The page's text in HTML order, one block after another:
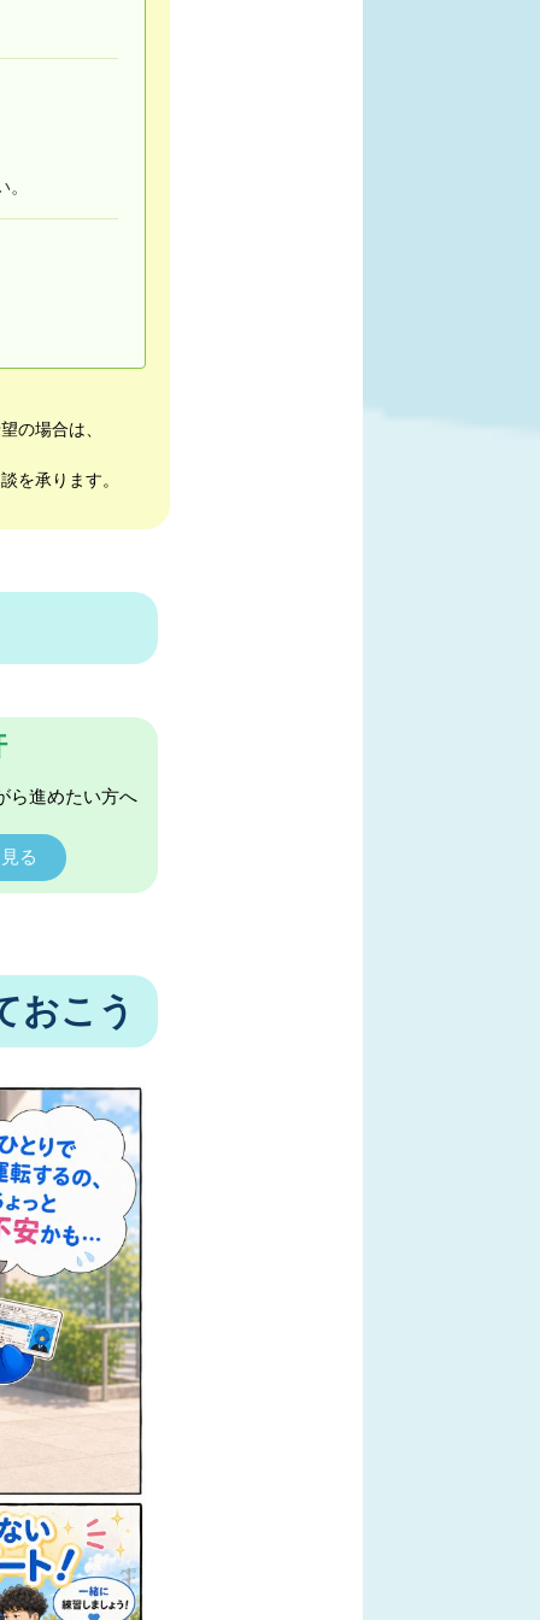
の場合は、
を承ります。
ら進めたい方へ
る
おこう